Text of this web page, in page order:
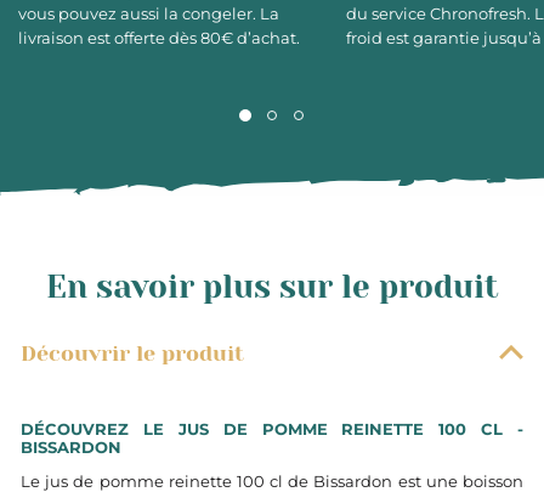
vous pouvez aussi la congeler. La
livraison est offerte dès 80€ d’achat.
du service Chronofresh.
froid est garantie
En savoir plus sur le produit
Découvrir le produit
DÉCOUVREZ LE JUS DE POMME REINETTE 100 CL -
BISSARDON
Le jus de pomme reinette 100 cl de Bissardon est une boisson